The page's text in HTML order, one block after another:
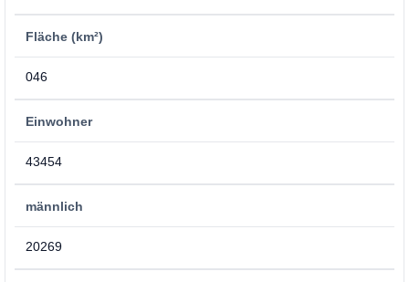
Fläche (km²)
046
Einwohner
43454
männlich
20269